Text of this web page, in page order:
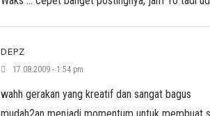
DEPZ
17.08.2009 - 1:54 pm
wahh gerakan yang kreatif dan sangat bagus